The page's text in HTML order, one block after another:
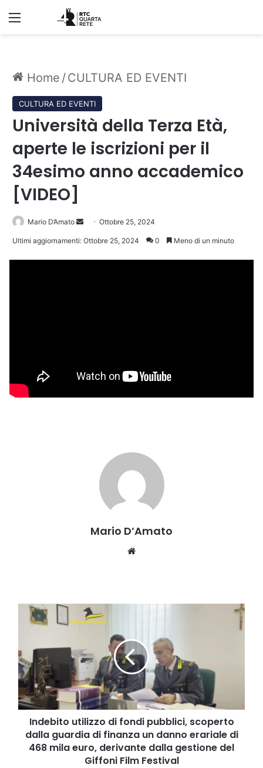
Menu
Home /CULTURA ED EVENTI
CULTURA ED EVENTI
Università della Terza Età,
aperte le iscrizioni per il
34esimo anno accademico
[VIDEO]
Mario D’Amato
Invia Ottobre 25, 2024
Ultimi aggiornamenti: Ottobre 25, 2024 0 Meno di un minuto
Mario D’Amato
Indebito
utilizzo
fondi
pubblici,
scoperto
dalla
guardia
di
finanza
un
danno
Indebito utilizzo di fondi pubblici, scoperto
dalla guardia di finanza un danno erariale di
468 mila euro, derivante dalla gestione del
Giffoni Film Festival